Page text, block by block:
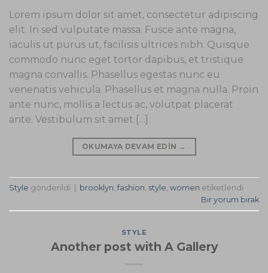
Lorem ipsum dolor sit amet, consectetur adipiscing
elit. In sed vulputate massa. Fusce ante magna,
iaculis ut purus ut, facilisis ultrices nibh. Quisque
commodo nunc eget tortor dapibus, et tristique
magna convallis. Phasellus egestas nunc eu
venenatis vehicula. Phasellus et magna nulla. Proin
ante nunc, mollis a lectus ac, volutpat placerat
ante. Vestibulum sit amet […]
OKUMAYA DEVAM EDIN →
Style gönderildi | brooklyn fashion style women etiketlendi
Bir yorum bırak
STYLE
Another post with A Gallery